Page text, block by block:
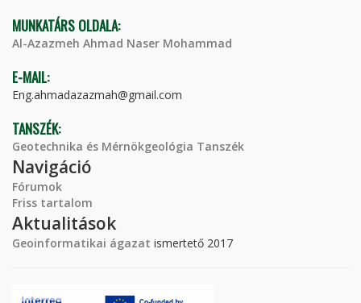
MUNKATÁRS OLDALA:
Al-Azazmeh Ahmad Naser Mohammad
E-MAIL:
Eng.ahmadazazmah@gmail.com
TANSZÉK:
Geotechnika és Mérnökgeológia Tanszék
Navigáció
Fórumok
Friss tartalom
Aktualitások
Geoinformatikai ágazat ismertető 2017